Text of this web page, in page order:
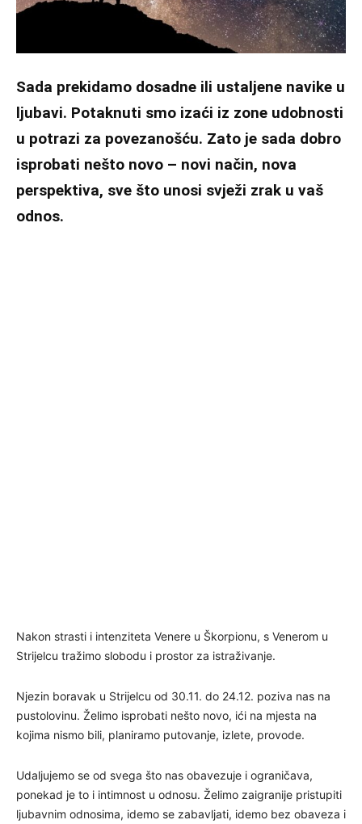
Sada prekidamo dosadne ili ustaljene navike u
ljubavi. Potaknuti smo izaći iz zone udobnosti
u potrazi za povezanošću. Zato je sada dobro
isprobati nešto novo – novi način, nova
perspektiva, sve što unosi svježi zrak u vaš
odnos.
Nakon strasti i intenziteta Venere u Škorpionu, s Venerom u
Strijelcu tražimo slobodu i prostor za istraživanje.
Njezin boravak u Strijelcu od 30.11. do 24.12. poziva nas na
pustolovinu. Želimo isprobati nešto novo, ići na mjesta na
kojima nismo bili, planiramo putovanje, izlete, provode.
Udaljujemo se od svega što nas obavezuje i ograničava,
ponekad je to i intimnost u odnosu. Želimo zaigranije pristupiti
ljubavnim odnosima, idemo se zabavljati, idemo bez obaveza i